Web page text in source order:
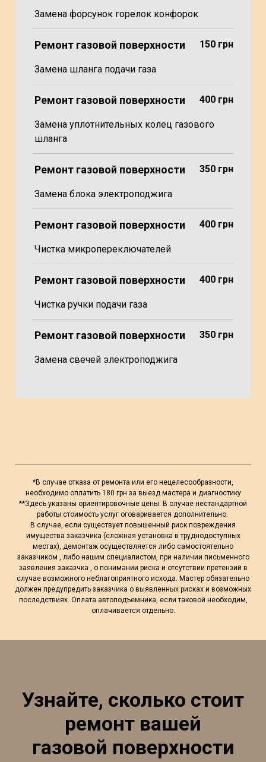
Замена форсунок горелок конфорок
Ремонт газовой поверхности 150 грн
Замена шланга подачи газа
Ремонт газовой поверхности 400 грн
Замена уплотнительных колец газового
шланга
Ремонт газовой поверхности 350 грн
Замена блока электроподжига
Ремонт газовой поверхности 400 грн
Чистка микропереключателей
Ремонт газовой поверхности 400 грн
Чистка ручки подачи газа
Ремонт газовой поверхности 350 грн
Замена свечей электроподжига
*В случае отказа от ремонта или его нецелесообразности,
необходимо оплатить 180 грн за выезд мастера и диагностику
**Здесь указаны ориентировочные цены. В случае нестандартной
работы стоимость услуг оговаривается дополнительно.
В случае, если существует повышенный риск повреждения
имущества заказчика (сложная установка в труднодоступных
местах), демонтаж осуществляется либо самостоятельно
заказчиком , либо нашим специалистом, при наличии письменного
заявления заказчка , о понимании риска и отсутствии претензий в
случае возможного неблагоприятного исхода. Мастер обязательно
должен предупредить заказчика о выявленных рисках и возможных
последствиях. Оплата автоподъемника, если таковой необходим,
оплачивается отдельно.
Узнайте, сколько стоит
ремонт вашей
газовой поверхности